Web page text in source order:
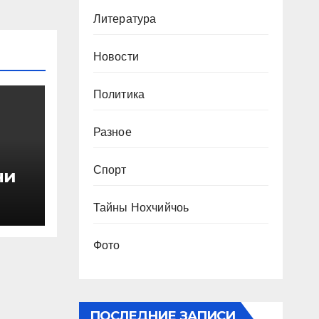
Литература
Новости
Политика
Разное
Спорт
Тайны Нохчийчоь
Фото